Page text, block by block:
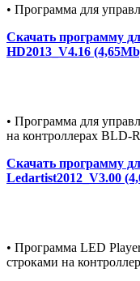
• Программа для
Скачать программу
HD2013_V4.16
• Программа для
на контроллерах BLD-
Скачать программу
Ledartist2012_V3.00
• Программа LED
строками на